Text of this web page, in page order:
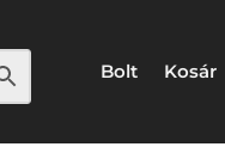
Bolt Kosár